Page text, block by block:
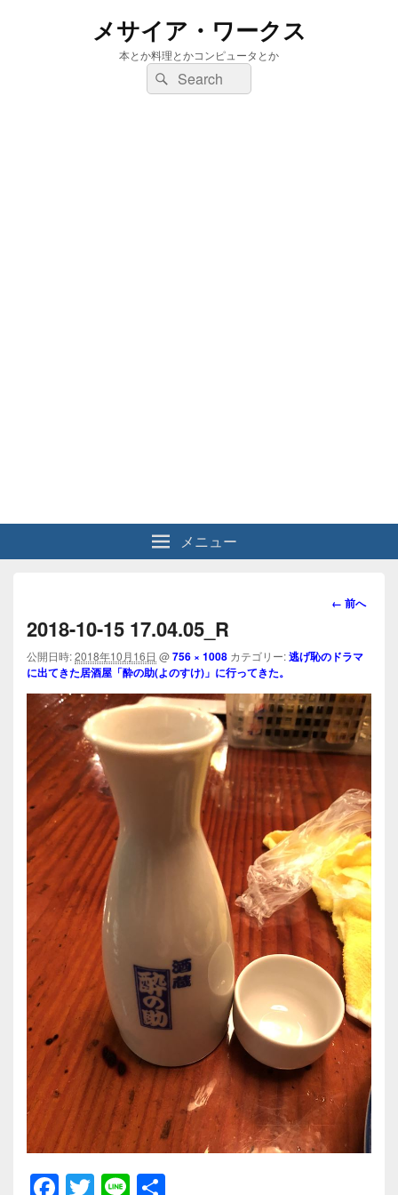
メサイア・ワークス
本とか料理とかコンピュータとか
検
索:
検
索
メニュー
画
ビ
ー
シ
ョ
ン
← 前へ
2018-10-15 17.04.05_R
公開日時:2018年10月16日 @756 × 1008 カテゴリー:逃げ恥のドラマ
に出てきた居酒屋「酔の助(よのすけ)」に行ってきた。